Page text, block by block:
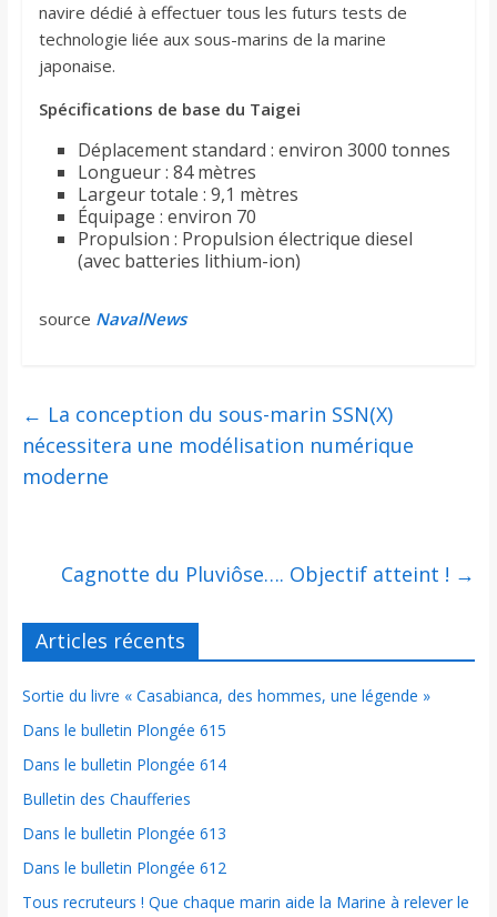
navire dédié à effectuer tous les futurs tests de
technologie liée aux sous-marins de la marine
japonaise.
Spécifications de base du Taigei
Déplacement standard : environ 3000 tonnes
Longueur : 84 mètres
Largeur totale : 9,1 mètres
Équipage : environ 70
Propulsion : Propulsion électrique diesel
(avec batteries lithium-ion)
source NavalNews
← La conception du sous-marin SSN(X)
nécessitera une modélisation numérique
moderne
Cagnotte du Pluviôse…. Objectif atteint ! →
Articles récents
Sortie du livre « Casabianca, des hommes, une légende »
Dans le bulletin Plongée 615
Dans le bulletin Plongée 614
Bulletin des Chaufferies
Dans le bulletin Plongée 613
Dans le bulletin Plongée 612
Tous recruteurs ! Que chaque marin aide la Marine à relever le